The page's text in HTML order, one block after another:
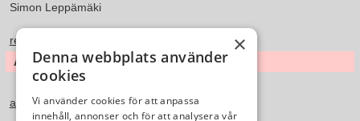
Simon Leppämäki
redaktion@varbergstidning.se
ANNONS & FÖRSÄLJNING
annons@varbergstidning.se
×
Denna webbplats använder
cookies
Vi använder cookies för att anpassa
innehåll, annonser och för att analysera vår